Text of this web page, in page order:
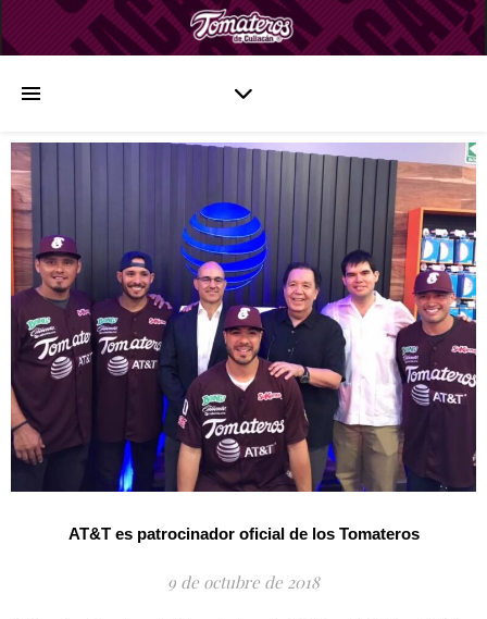
AT&T es patrocinador oficial de los Tomateros
9 de octubre de 2018